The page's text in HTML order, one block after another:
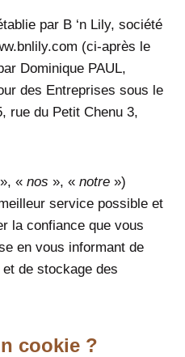
par B ‘n Lily, société
(ci-après le
Dominique PAUL,
des Entreprises sous le
rue du Petit Chenu 3,
», « nos », « notre »)
service possible et
la confiance que vous
en vous informant de
de stockage des
cookie ?